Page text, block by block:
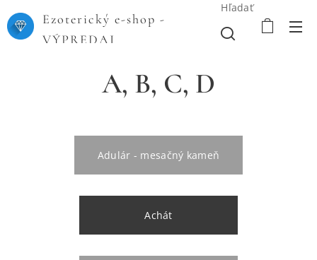
Ezoterický e-shop -
VÝPREDAJ
Hľadať
A, B, C, D
Adulár - mesačný kameň
Achát